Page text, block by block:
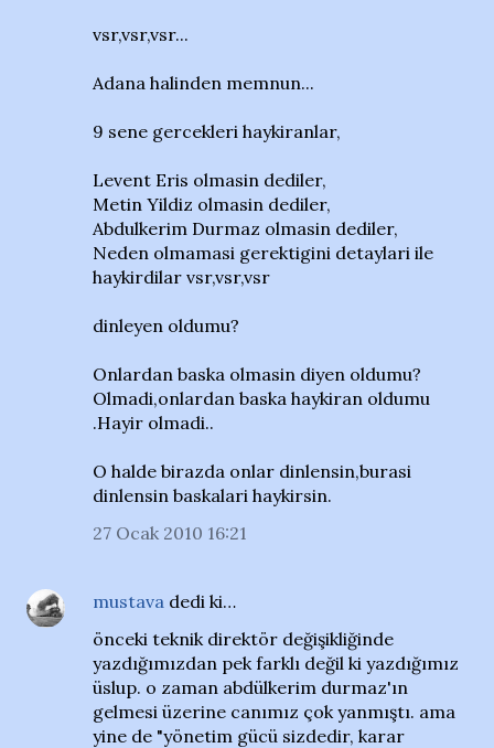
vsr,vsr,vsr...
Adana halinden memnun...
9 sene gercekleri haykiranlar,
Levent Eris olmasin dediler,
Metin Yildiz olmasin dediler,
Abdulkerim Durmaz olmasin dediler,
Neden olmamasi gerektigini detaylari ile
haykirdilar vsr,vsr,vsr
dinleyen oldumu?
Onlardan baska olmasin diyen oldumu?
Olmadi,onlardan baska haykiran oldumu
.Hayir olmadi..
O halde birazda onlar dinlensin,burasi
dinlensin baskalari haykirsin.
27 Ocak 2010 16:21
mustava dedi ki…
önceki teknik direktör değişikliğinde
yazdığımızdan pek farklı değil ki yazdığımız
üslup. o zaman abdülkerim durmaz'ın
gelmesi üzerine canımız çok yanmıştı. ama
yine de "yönetim gücü sizdedir, karar